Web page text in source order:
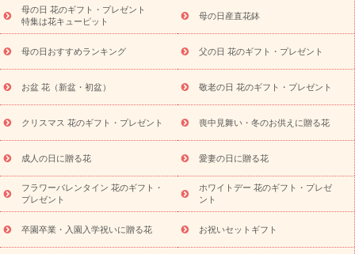
念日
結婚祝い 出産祝い 退院祝い・快気祝い
寿祝い
プチギフト ペットのお祝いフラワー
供え・お悔やみ商品一覧
お供え・お悔やみの花
四十九日法要以
お供え プリザーブドフラワー
ペットのお供えフラワー
お盆（新
盆・初盆）
その他 お祝い返し お見舞い
お取り寄せギフト
ビジネス用
ご自宅用 観葉植物 ミディ胡蝶蘭
プリザーブ
ドフラワー
スタイルから探す アレンジメント 花束
スタ
ンド花
お祝い お供え・お悔やみ 胡蝶蘭 胡蝶蘭・花鉢
ディ胡蝶蘭・お祝い
ミディ胡蝶蘭・お供え
世界初の青色胡蝶蘭
観葉植物
観葉植物 産直多肉植物
プリザーブドフラワー
お祝い
お供え・お悔やみ 花とセットギフト
セミオーダー
プチギフト（hanamore -ハナモア-）
花とみどりのeギフト
キューピットのeGfit
カラー ピンク イエローオレンジ
レッ
母の日 花のギフト・プレゼント
特集は花キューピット
母の日産直花鉢
母の日おすすめランキング 父の日 花のギフト・プレゼント
お盆 花（新盆・初盆） 敬老の日 花のギフト・プレゼント
クリスマス 花のギフト・プレゼント 喪中見舞い・冬のお供えに贈る花
成人の日に贈る花 愛妻の日に贈る花
フラワーバレンタイン 花のギフト・
プレゼント
ホワイトデー 花のギフト・プレゼ
ント
卒園卒業・入園入学祝いに贈る花 お祝いセットギフト